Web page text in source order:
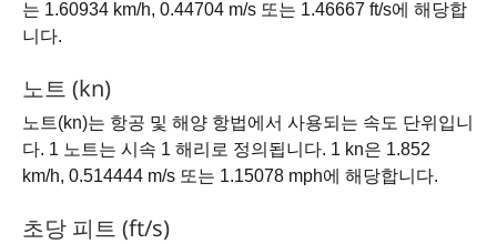
는 1.60934 km/h, 0.44704 m/s 또는 1.46667 ft/s에 해당합
니다.
노트 (kn)
노트(kn)는 항공 및 해양 항법에서 사용되는 속도 단위입니
다. 1 노트는 시속 1 해리로 정의됩니다. 1 kn은 1.852
km/h, 0.514444 m/s 또는 1.15078 mph에 해당합니다.
초당 피트 (ft/s)